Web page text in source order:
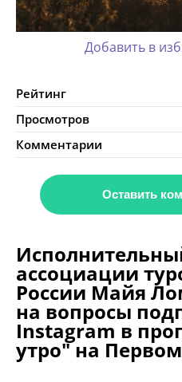
Добавить в
Рейтинг
Просмотров
Комментарии
Оставить
ассоциации
России Майя
на вопросы
Instagram в
утро" на